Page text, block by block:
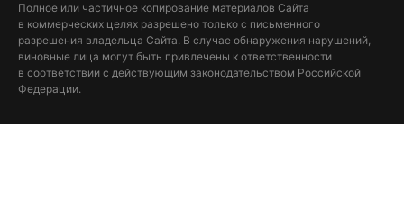
Полное или частичное копирование материалов Сайта
в коммерческих целях разрешено только с письменного
разрешения владельца Сайта. В случае обнаружения нарушений,
виновные лица могут быть привлечены к ответственности
в соответствии с действующим законодательством Российской
Федерации.